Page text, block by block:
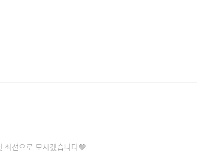
선으로 모시겠습니다💛